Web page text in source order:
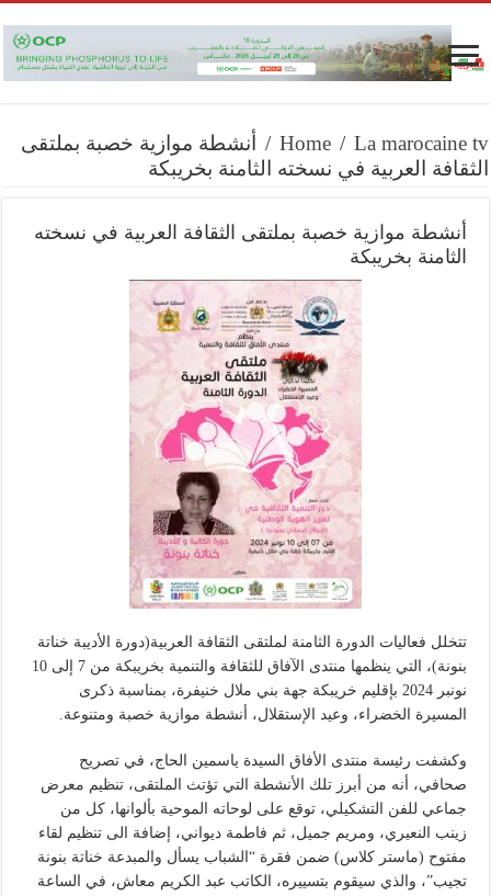
Home / La marocaine tv
/
أنشطة موازية خصبة بملتقى
الثقافة العربية في نسخته الثامنة بخريبكة
أنشطة موازية خصبة بملتقى الثقافة العربية في نسخته
الثامنة بخريبكة
تتخلل فعاليات الدورة الثامنة لملتقى الثقافة العربية(دورة الأديبة خناتة
بنونة)، التي ينظمها منتدى الآفاق للثقافة والتنمية بخريبكة من 7 إلى 10
نونبر 2024 بإقليم خريبكة جهة بني ملال خنيفرة، بمناسبة ذكرى
المسيرة الخضراء، وعيد الإستقلال، أنشطة موازية خصبة ومتنوعة.
وكشفت رئيسة منتدى الأفاق السيدة ياسمين الحاج، في تصريح
صحافي، أنه من أبرز تلك الأنشطة التي تؤتث الملتقى، تنظيم معرض
جماعي للفن التشكيلي، توقع على لوحاته الموحية بألوانها، كل من
زينب النعيري، ومريم جميل، ثم فاطمة ديواني، إضافة الى تنظيم لقاء
مفتوح (ماستر كلاس) ضمن فقرة “الشباب يسأل والمبدعة خناتة بنونة
تجيب”، والذي سيقوم بتسييره، الكاتب عبد الكريم معاش، في الساعة